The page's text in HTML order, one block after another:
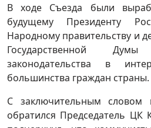
В ходе Съезда были
будущему Президенту
Народному правительству и
Государственной
законодательства в
большинства граждан страны.
С заключительным словом
обратился Председатель